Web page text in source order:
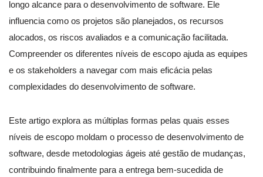
longo alcance para o desenvolvimento de software. Ele
influencia como os projetos são planejados, os recursos
alocados, os riscos avaliados e a comunicação facilitada.
Compreender os diferentes níveis de escopo ajuda as equipes
e os stakeholders a navegar com mais eficácia pelas
complexidades do desenvolvimento de software.
Este artigo explora as múltiplas formas pelas quais esses
níveis de escopo moldam o processo de desenvolvimento de
software, desde metodologias ágeis até gestão de mudanças,
contribuindo finalmente para a entrega bem-sucedida de